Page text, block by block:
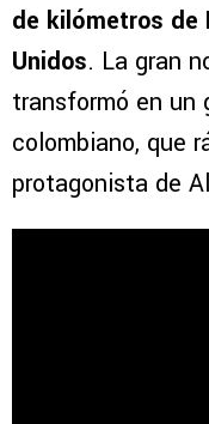
de kilómetros de
Unidos. La gran
transformó en un
colombiano, que
protagonista de